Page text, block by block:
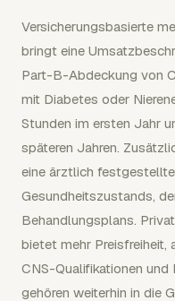
Versicherungsbasierte
bringt eine
Part-B-Abdeckung von
mit Diabetes oder
Stunden im ersten Jahr
späteren Jahren.
eine ärztlich
Gesundheitszustands,
Behandlungsplans.
bietet mehr Preisfreiheit,
CNS-Qualifikationen
gehören weiterhin in die